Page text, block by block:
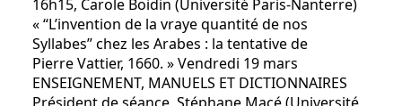
16h15, Carole Boidin (Université Paris-Nanterre)
« “L’invention de la vraye quantité de nos
Syllabes” chez les Arabes : la tentative de
Pierre Vattier, 1660. » Vendredi 19 mars
ENSEIGNEMENT, MANUELS ET DICTIONNAIRES